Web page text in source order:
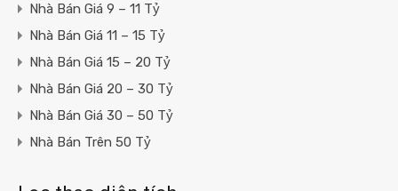
Nhà Bán Giá 9 – 11 Tỷ
Nhà Bán Giá 11 – 15 Tỷ
Nhà Bán Giá 15 – 20 Tỷ
Nhà Bán Giá 20 – 30 Tỷ
Nhà Bán Giá 30 – 50 Tỷ
Nhà Bán Trên 50 Tỷ